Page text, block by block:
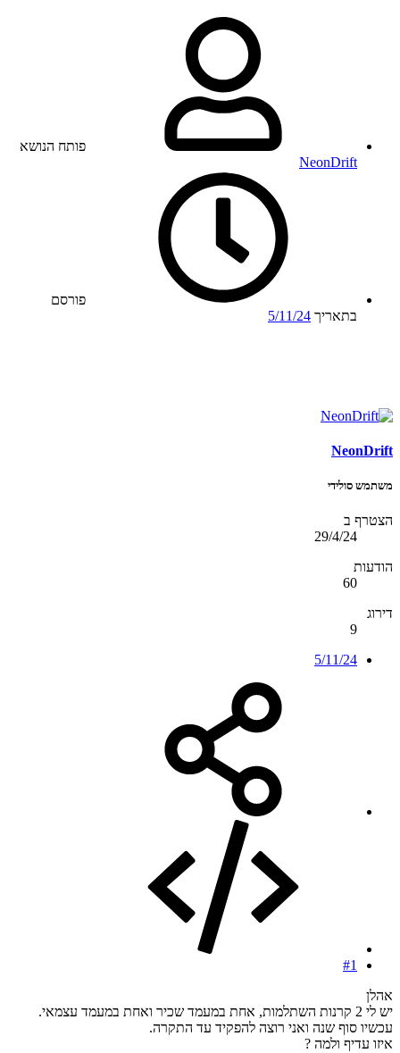
פותח הנושא
NeonDrift
פורסם
בתאריך 5/11/24
NeonDrift
משתמש סולידי
הצטרף ב
29/4/24
הודעות
60
דירוג
9
5/11/24
#1
אהלן
יש לי 2 קרנות השתלמות, אחת במעמד שכיר ואחת במעמד עצמאי.
עכשיו סוף שנה ואני רוצה להפקיד עד התקרה.
איזו עדיף ולמה ?